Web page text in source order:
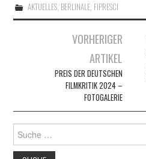
AKTUELLES, BERLINALE, FIPRESCI
VORHERIGER
ARTIKEL
PREIS DER DEUTSCHEN
FILMKRITIK 2024 –
FOTOGALERIE
Suche
nach: